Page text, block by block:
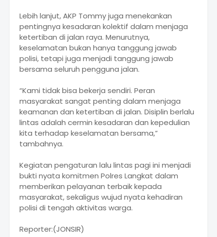
Lebih lanjut, AKP Tommy juga menekankan
pentingnya kesadaran kolektif dalam menjaga
ketertiban di jalan raya. Menurutnya,
keselamatan bukan hanya tanggung jawab
polisi, tetapi juga menjadi tanggung jawab
bersama seluruh pengguna jalan.
“Kami tidak bisa bekerja sendiri. Peran
masyarakat sangat penting dalam menjaga
keamanan dan ketertiban di jalan. Disiplin berlalu
lintas adalah cermin kesadaran dan kepedulian
kita terhadap keselamatan bersama,”
tambahnya.
Kegiatan pengaturan lalu lintas pagi ini menjadi
bukti nyata komitmen Polres Langkat dalam
memberikan pelayanan terbaik kepada
masyarakat, sekaligus wujud nyata kehadiran
polisi di tengah aktivitas warga.
Reporter:(JONSIR)